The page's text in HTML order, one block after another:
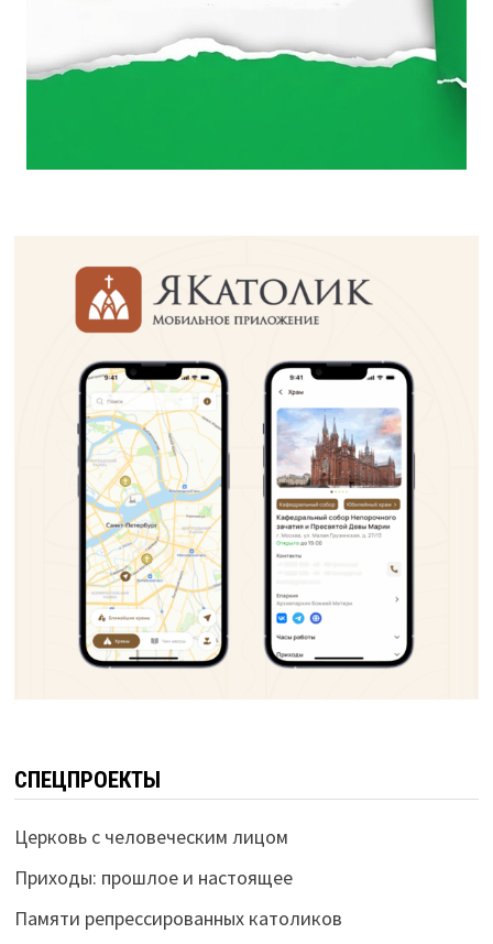
СПЕЦПРОЕКТЫ
Церковь с человеческим лицом
Приходы: прошлое и настоящее
Памяти репрессированных католиков